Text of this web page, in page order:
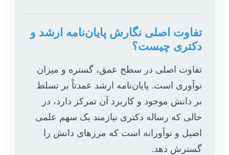
تفاوت اصلی نگارش پایان‌نامه ارشد و
دکتری چیست؟
تفاوت اصلی در سطح عمق، گستره و میزان
نوآوری است. پایان‌نامه ارشد عمدتاً بر تسلط
بر دانش موجود و کاربرد آن تمرکز دارد، در
حالی که رساله دکتری نیازمند یک سهم علمی
اصیل و نوآورانه است که مرزهای دانش را
گسترش دهد.